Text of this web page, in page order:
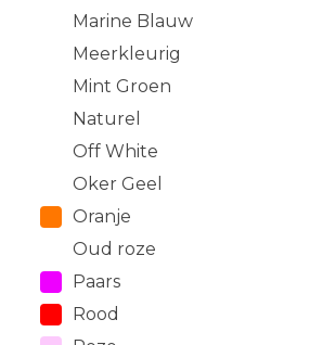
Marine Blauw
Meerkleurig
Mint Groen
Naturel
Off White
Oker Geel
Oranje
Oud roze
Paars
Rood